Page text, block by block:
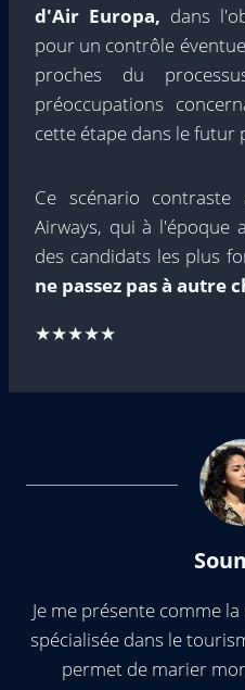
d'Air Europa, dans
pour un contrôle
proches du
préoccupations
cette étape dans le futur
Ce scénario
Airways, qui à l'époque
des candidats les plus
ne passez pas à autre
★★★★★
Je me présente comme
spécialisée dans le
permet de marier